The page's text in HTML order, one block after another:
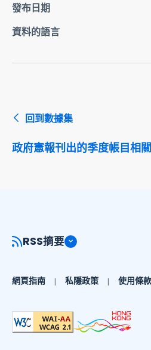
發布日期
資料的語言
回到數據集
政府憲報刊出的季度帳目相
RSS摘要
網頁指南 私隱政策 使用條